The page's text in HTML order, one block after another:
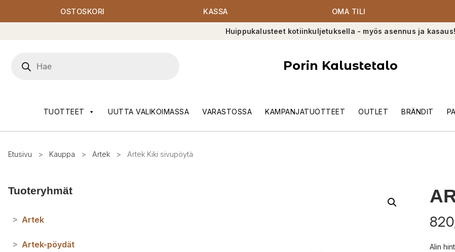
OSTOSKORI KASSA OMA TILI
Huippukalusteet kotiinkuljetuksella - myös asennus ja kasaus!
search
Porin Kalustetalo
TUOTTEET UUTTA VALIKOIMASSA VARASTOSSA KAMPANJATUOTTEET OUTLET BRÄNDIT
Etusivu > Kauppa > Artek > Artek Kiki sivupöytä
Tuoteryhmät
> Artek
> Artek-pöydät Alin